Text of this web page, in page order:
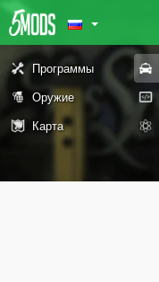
Программы
Оружие
Карта